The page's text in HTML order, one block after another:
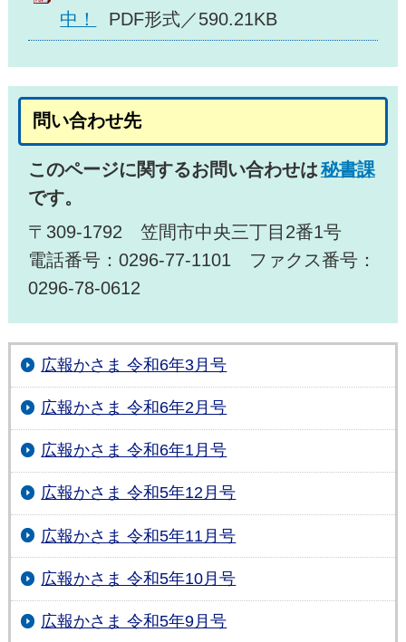
中！
PDF形式／590.21KB
問い合わせ先
このページに関するお問い合わせは秘書課
です。
〒309-1792 笠間市中央三丁目2番1号
電話番号：0296-77-1101 ファクス番号：
0296-78-0612
広報かさま 令和6年3月号
広報かさま 令和6年2月号
広報かさま 令和6年1月号
広報かさま 令和5年12月号
広報かさま 令和5年11月号
広報かさま 令和5年10月号
広報かさま 令和5年9月号